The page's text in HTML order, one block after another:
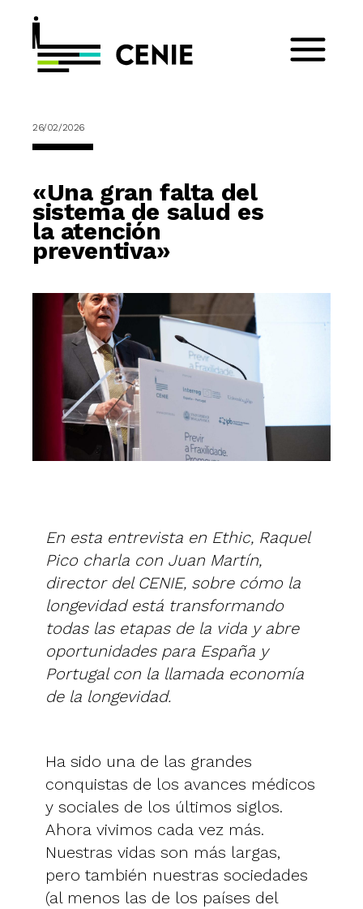
26/02/2026
«Una gran falta del
sistema de salud es
la atención
preventiva»
En esta entrevista en Ethic, Raquel
Pico charla con Juan Martín,
director del CENIE, sobre cómo la
longevidad está transformando
todas las etapas de la vida y abre
oportunidades para España y
Portugal con la llamada economía
de la longevidad.
Ha sido una de las grandes
conquistas de los avances médicos
y sociales de los últimos siglos.
Ahora vivimos cada vez más.
Nuestras vidas son más largas,
pero también nuestras sociedades
(al menos las de los países del